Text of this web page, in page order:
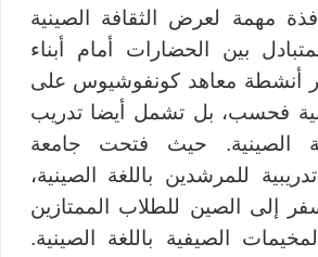
مهمة لعرض الثقافة الصينية
بين الحضارات أمام أبناء
أنشطة معاهد كونفوشيوس على
فحسب، بل تشمل أيضا تدريب
الصينية. حيث فتحت جامعة
للمرشدين باللغة الصينية،
إلى الصين للطلاب الممتازين
الصيفية باللغة الصينية.